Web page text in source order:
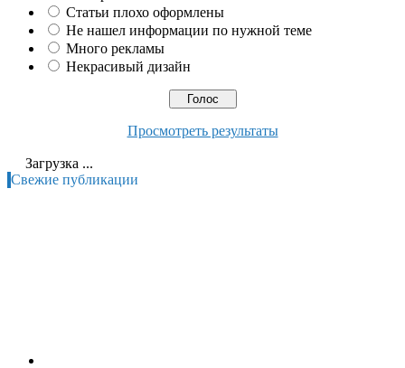
Статьи плохо оформлены
Не нашел информации по нужной теме
Много рекламы
Некрасивый дизайн
Просмотреть результаты
Загрузка ...
Свежие публикации